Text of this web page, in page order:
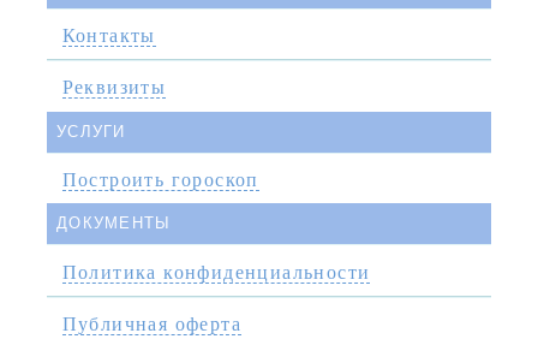
Контакты
Реквизиты
УСЛУГИ
Построить гороскоп
ДОКУМЕНТЫ
Политика конфиденциальности
Публичная оферта